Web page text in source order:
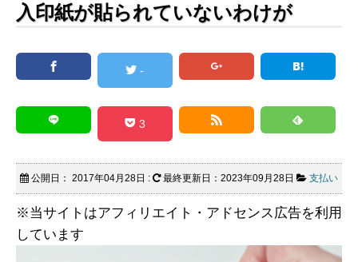
入印紙が貼られていないわけが
-
3
公開日： 2017年04月28日 : 最終更新日：2023年09月28日 支払い
※当サイトはアフィリエイト・アドセンス広告を利用
しています